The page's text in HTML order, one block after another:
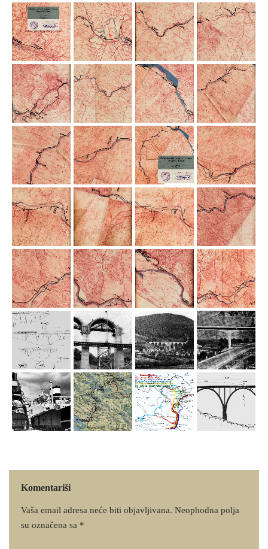
Komentariši
Vaša email adresa neće biti objavljivana. Neophodna polja
su označena sa *